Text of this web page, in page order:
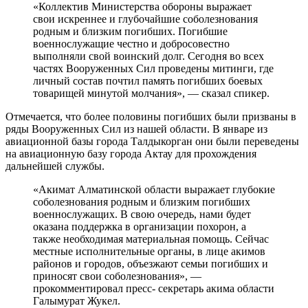
«Коллектив Министерства обороны выражает
свои искреннее и глубочайшие соболезнования
родным и близким погибших. Погибшие
военнослужащие честно и добросовестно
выполняли свой воинский долг. Сегодня во всех
частях Вооруженных Сил проведены митинги, где
личный состав почтил память погибших боевых
товарищей минутой молчания», — сказал спикер.
Отмечается, что более половины погибших были призваны в
ряды Вооруженных Сил из нашей области. В январе из
авиационной базы города Талдыкорган они были переведены
на авиационную базу города Актау для прохождения
дальнейшей службы.
«Акимат Алматинской области выражает глубокие
соболезнования родным и близким погибших
военнослужащих. В свою очередь, нами будет
оказана поддержка в организации похорон, а
также необходимая материальная помощь. Сейчас
местные исполнительные органы, в лице акимов
районов и городов, объезжают семьи погибших и
приносят свои соболезнования», —
прокомментировал пресс- секретарь акима области
Галымурат Жукел.